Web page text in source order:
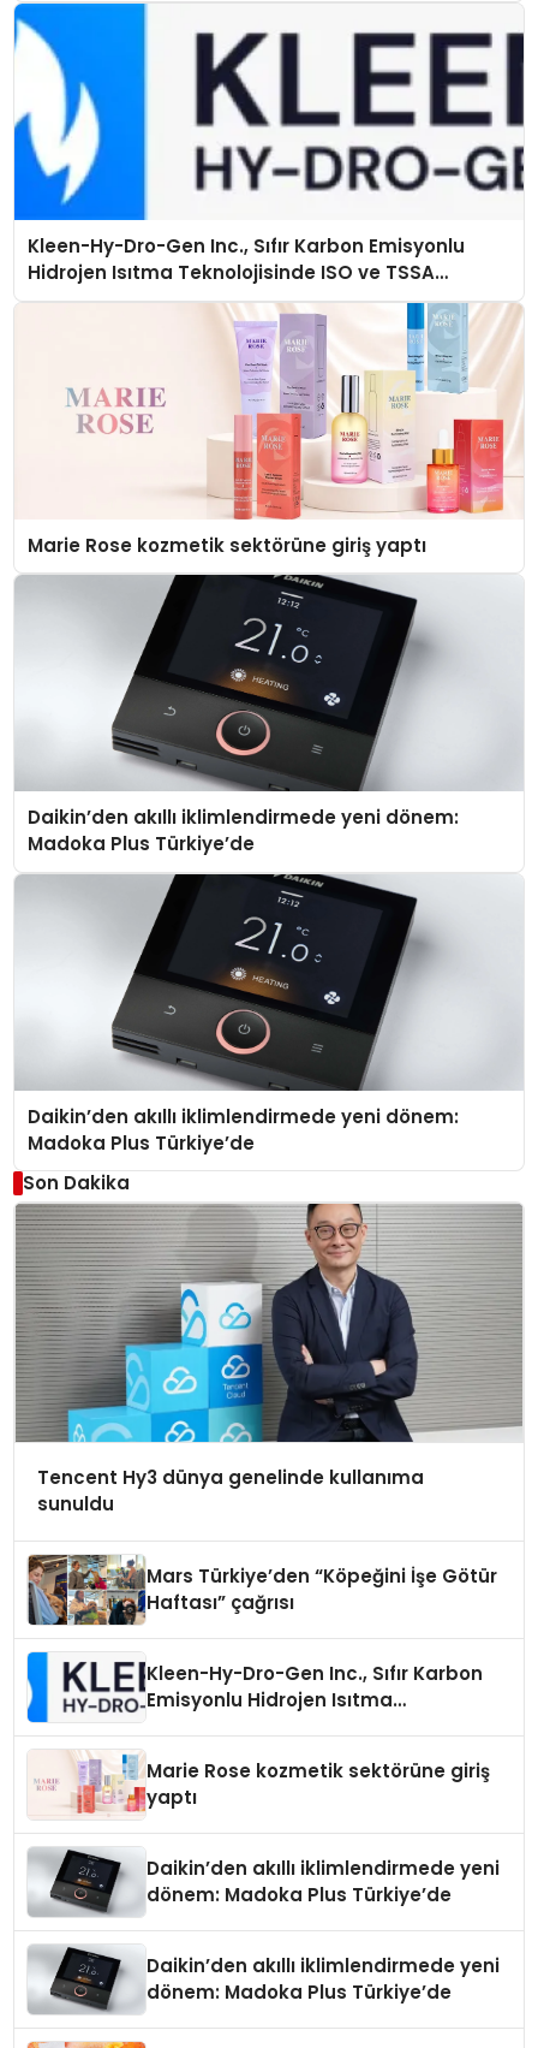
Kleen-Hy-Dro-Gen Inc., Sıfır Karbon Emisyonlu
Hidrojen Isıtma Teknolojisinde ISO ve TSSA
Düzenleyici Onaylarını Aldı
Marie Rose kozmetik sektörüne giriş yaptı
Daikin’den akıllı iklimlendirmede yeni dönem:
Madoka Plus Türkiye’de
Daikin’den akıllı iklimlendirmede yeni dönem:
Madoka Plus Türkiye’de
Son Dakika
Tencent Hy3 dünya genelinde kullanıma
sunuldu
Mars Türkiye’den “Köpeğini İşe Götür
Haftası” çağrısı
Kleen-Hy-Dro-Gen Inc., Sıfır Karbon
Emisyonlu Hidrojen Isıtma
Marie Rose kozmetik sektörüne giriş
yaptı
Daikin’den akıllı iklimlendirmede yeni
dönem: Madoka Plus Türkiye’de
Daikin’den akıllı iklimlendirmede yeni
dönem: Madoka Plus Türkiye’de